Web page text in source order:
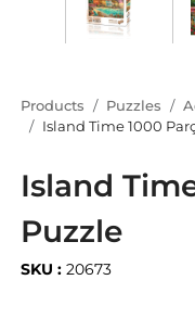
Products Puzzles
Island Time 1000
Island
Puzzle
SKU : 20673